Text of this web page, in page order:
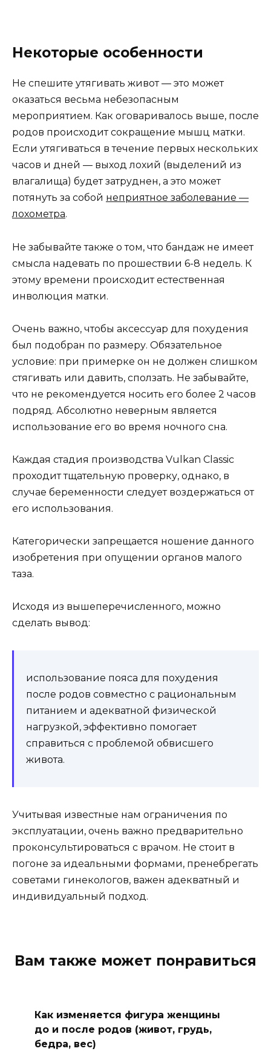
Некоторые особенности
Не спешите утягивать живот — это может
оказаться весьма небезопасным
мероприятием. Как оговаривалось выше, после
родов происходит сокращение мышц матки.
Если утягиваться в течение первых нескольких
часов и дней — выход лохий (выделений из
влагалища) будет затруднен, а это может
потянуть за собой неприятное заболевание —
лохометра.
Не забывайте также о том, что бандаж не имеет
смысла надевать по прошествии 6-8 недель. К
этому времени происходит естественная
инволюция матки.
Очень важно, чтобы аксессуар для похудения
был подобран по размеру. Обязательное
условие: при примерке он не должен слишком
стягивать или давить, сползать. Не забывайте,
что не рекомендуется носить его более 2 часов
подряд. Абсолютно неверным является
использование его во время ночного сна.
Каждая стадия производства Vulkan Classic
проходит тщательную проверку, однако, в
случае беременности следует воздержаться от
его использования.
Категорически запрещается ношение данного
изобретения при опущении органов малого
таза.
Исходя из вышеперечисленного, можно
сделать вывод:
использование пояса для похудения
после родов совместно с рациональным
питанием и адекватной физической
нагрузкой, эффективно помогает
справиться с проблемой обвисшего
живота.
Учитывая известные нам ограничения по
эксплуатации, очень важно предварительно
проконсультироваться с врачом. Не стоит в
погоне за идеальными формами, пренебрегать
советами гинекологов, важен адекватный и
индивидуальный подход.
Вам также может понравиться
Как изменяется фигура женщины
до и после родов (живот, грудь,
бедра, вес)